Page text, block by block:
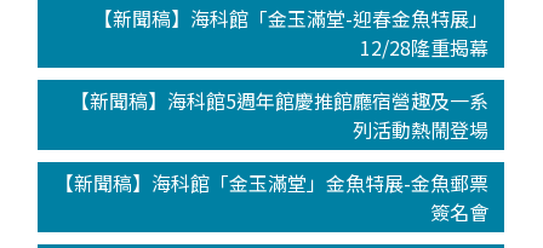
【新聞稿】海科館「金玉滿堂-迎春金魚特展」
12/28隆重揭幕
【新聞稿】海科館5週年館慶推館廳宿營趣及一系
列活動熱鬧登場
【新聞稿】海科館「金玉滿堂」金魚特展-金魚郵票
簽名會